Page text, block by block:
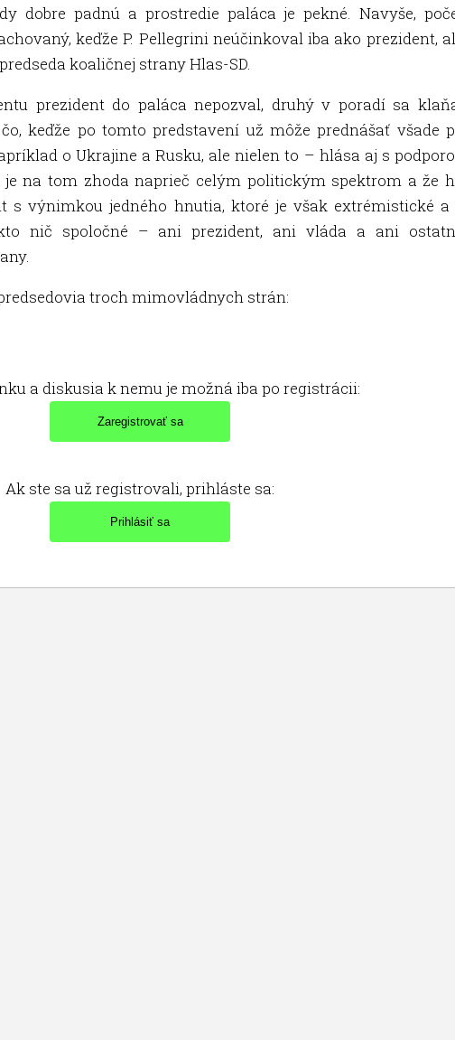
dobre padnú a prostredie paláca je pekné. Navyše,
keďže P. Pellegrini neúčinkoval iba ako prezident,
koaličnej strany Hlas-SD.
prezident do paláca nepozval, druhý v poradí sa
keďže po tomto predstavení už môže prednášať všade
o Ukrajine a Rusku, ale nielen to – hlása aj s
na tom zhoda naprieč celým politickým spektrom a že
s výnimkou jedného hnutia, ktoré je však extrémistické a
nič spoločné – ani prezident, ani vláda a ani
troch mimovládnych strán:
a diskusia k nemu je možná iba po registrácii:
Ak ste sa už registrovali, prihláste sa: